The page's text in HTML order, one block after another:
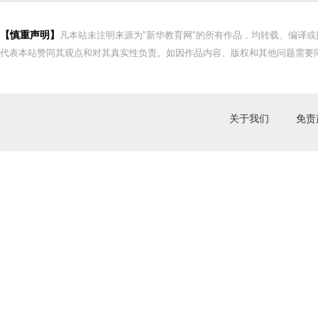
【慎重声明】
凡本站未注明来源为"新华教育网"的所有作品，均转载、编译
代表本站赞同其观点和对其真实性负责。如因作品内容、版权和其他问题需
关于我们 免责